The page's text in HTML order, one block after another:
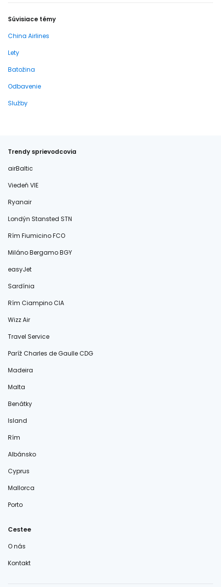
Súvisiace témy
China Airlines
Lety
Batožina
Odbavenie
Služby
Trendy sprievodcovia
airBaltic
Viedeň VIE
Ryanair
Londýn Stansted STN
Rím Fiumicino FCO
Miláno Bergamo BGY
easyJet
Sardínia
Rím Ciampino CIA
Wizz Air
Travel Service
Paríž Charles de Gaulle CDG
Madeira
Malta
Benátky
Island
Rím
Albánsko
Cyprus
Mallorca
Porto
Cestee
O nás
Kontakt